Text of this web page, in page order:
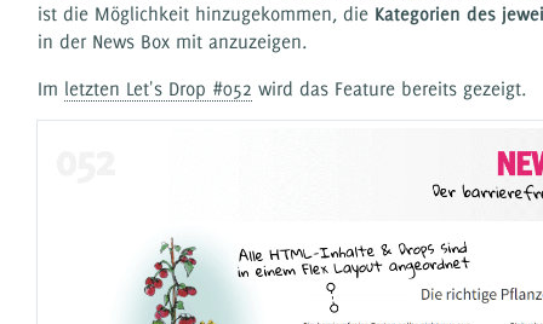
ist die Möglichkeit hinzugekommen, die Kategorien des
in der News Box mit anzuzeigen.
Im letzten Let's Drop #052 wird das Feature bereits gezeigt.